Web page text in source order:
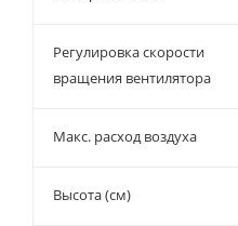
Регулировка скорости
вращения вентилятора
Макс. расход воздуха
Высота (см)